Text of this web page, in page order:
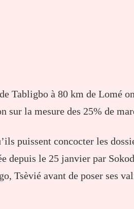
Tabligbo à 80 km de Lomé
sur la mesure des 25% de
puissent concocter les
depuis le 25 janvier par
Tsèvié avant de poser ses